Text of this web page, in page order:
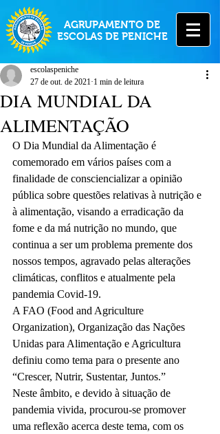
AGRUPAMENTO DE
ESCOLAS DE PENICHE
DIA MUNDIAL DA
ALIMENTAÇÃO
escolaspeniche
27 de out. de 2021 1 min de leitura
O Dia Mundial da Alimentação é
comemorado em vários países com a
finalidade de consciencializar a opinião
pública sobre questões relativas à nutrição e
à alimentação, visando a erradicação da
fome e da má nutrição no mundo, que
continua a ser um problema premente dos
nossos tempos, agravado pelas alterações
climáticas, conflitos e atualmente pela
pandemia Covid-19.
A FAO (Food and Agriculture
Organization), Organização das Nações
Unidas para Alimentação e Agricultura
definiu como tema para o presente ano
“Crescer, Nutrir, Sustentar, Juntos.”
Neste âmbito, e devido à situação de
pandemia vivida, procurou-se promover
uma reflexão acerca deste tema, com os